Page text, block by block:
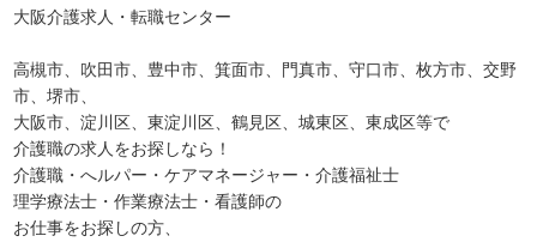
大阪介護求人・転職センター
高槻市、吹田市、豊中市、箕面市、門真市、守口市、枚方市、交野
市、堺市、
大阪市、淀川区、東淀川区、鶴見区、城東区、東成区等で
介護職の求人をお探しなら！
介護職・へルパー・ケアマネージャー・介護福祉士
理学療法士・作業療法士・看護師の
お仕事をお探しの方、